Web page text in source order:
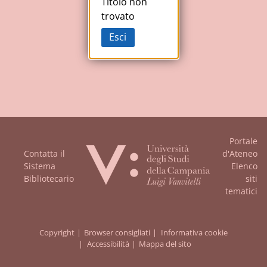
Contatta il
Sistema
Bibliotecario
Portale
d'Ateneo
Elenco
siti
tematici
Copyright Browser consigliati
Informativa cookie
Accessibilità
Mappa del sito
trovato
Esci